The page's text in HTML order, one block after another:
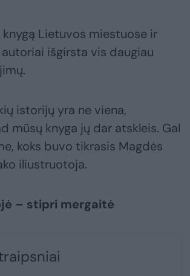
Lietuvos miestuose ir
išgirsta vis daugiau
istorijų yra ne viena,
mūsų knyga jų dar atskleis. Gal
koks buvo tikrasis Magdės
iliustruotoja.
– stipri mergaitė